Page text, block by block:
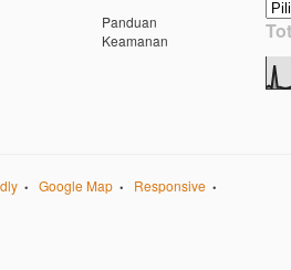
Panduan
Keamanan
Google Map Responsive